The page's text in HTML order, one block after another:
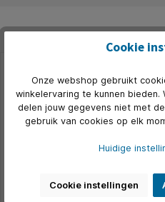
Productgalerij overslaan
Cookie
Onze webshop gebruikt
winkelervaring te kunnen
delen jouw gegevens niet met
gebruik van cookies op elk
Huidige
Cookie instellingen